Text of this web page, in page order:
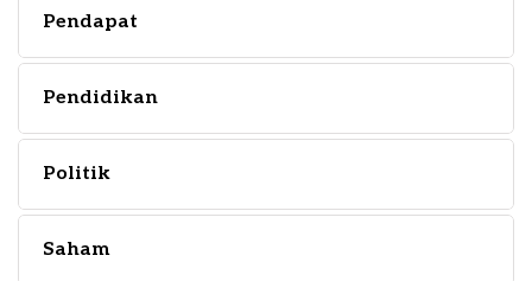
Pendapat
Pendidikan
Politik
Saham